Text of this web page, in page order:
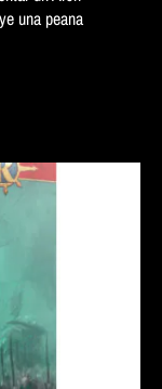
una peana